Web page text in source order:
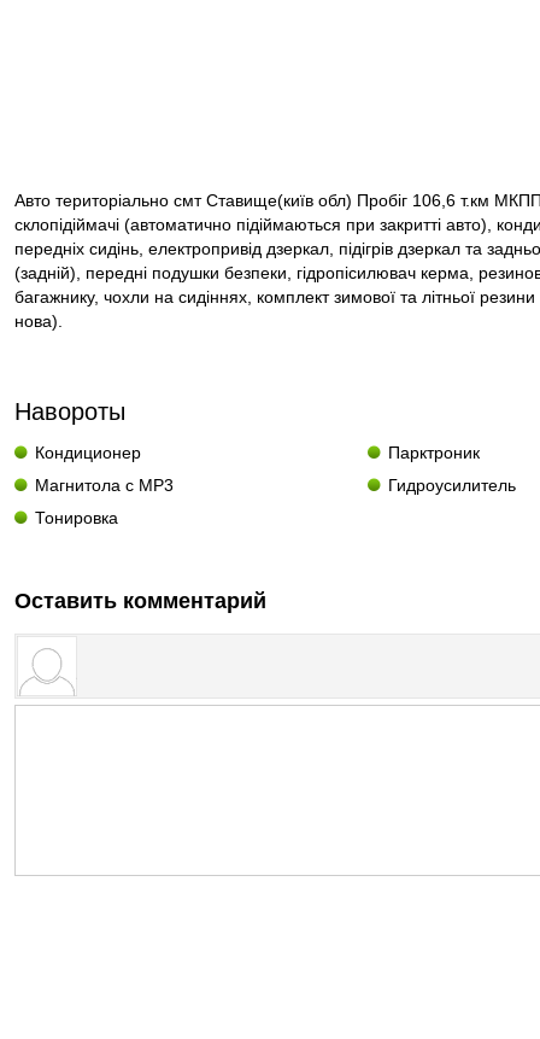
Авто територіально смт Ставище(київ обл) Пробіг 106,6 т.км
склопідіймачі (автоматично підіймаються при закритті авто),
передніх сидінь, електропривід дзеркал, підігрів дзеркал та
(задній), передні подушки безпеки, гідропісилювач керма,
багажнику, чохли на сидіннях, комплект зимової та літньої
нова).
Навороты
Кондиционер
Парктроник
Магнитола с MP3
Гидроусилитель
Тонировка
Оставить комментарий